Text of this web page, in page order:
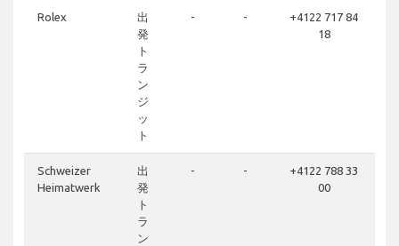
Rolex
出
発
ト
ラ
ン
ジ
ッ
ト
- -
+4122 717 84
18
Schweizer
Heimatwerk
出
発
ト
ラ
ン
- -
+4122 788 33
00